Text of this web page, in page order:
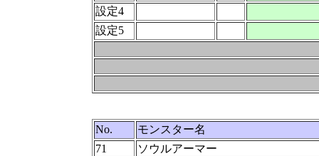
設定4
設定5
No.
モンスター名
71
ソウルアーマー